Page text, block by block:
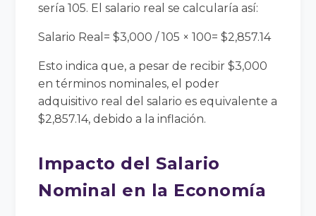
sería 105. El salario real se calcularía así:
Salario Real= $3,000 / 105 × 100= $2,857.14
Esto indica que, a pesar de recibir $3,000
en términos nominales, el poder
adquisitivo real del salario es equivalente a
$2,857.14, debido a la inflación.
Impacto del Salario
Nominal en la Economía